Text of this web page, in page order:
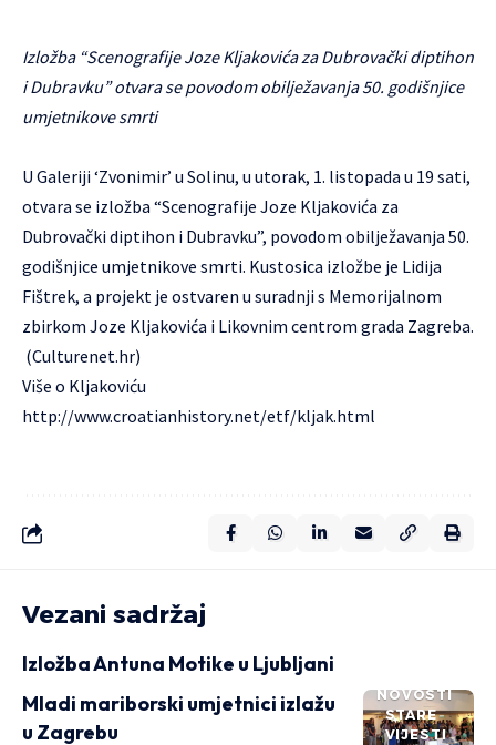
Izložba “Scenografije Joze Kljakovića za Dubrovački diptihon
i Dubravku” otvara se povodom obilježavanja 50. godišnjice
umjetnikove smrti
U Galeriji ‘Zvonimir’ u Solinu, u utorak, 1. listopada u 19 sati,
otvara se izložba “Scenografije Joze Kljakovića za
Dubrovački diptihon i Dubravku”, povodom obilježavanja 50.
godišnjice umjetnikove smrti. Kustosica izložbe je Lidija
Fištrek, a projekt je ostvaren u suradnji s Memorijalnom
zbirkom Joze Kljakovića i Likovnim centrom grada Zagreba.
(Culturenet.hr)
Više o Kljakoviću
http://www.croatianhistory.net/etf/kljak.html
Vezani sadržaj
Izložba Antuna Motike u Ljubljani
NOVOSTI
STARE
VIJESTI
Mladi mariborski umjetnici izlažu
u Zagrebu